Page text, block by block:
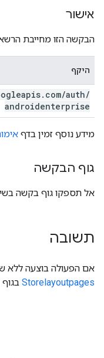
אישור
הבקשה הזו מחייבת
היקף
. com/auth/
androidenterprise
מידע נוסף זמין בדף
גוף הבקשה
אל תספקו גוף בקשה
תשובה
אם הפעולה בוצעה ללא
Storelayoutpages